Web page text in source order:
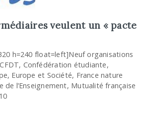
veulent un « pacte
h=240 float=left]Neuf organisations
Confédération étudiante,
Europe et Société, France nature
de l’Enseignement, Mutualité française